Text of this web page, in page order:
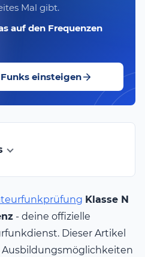
Mal gibt.
auf den Frequenzen
einsteigen
Klasse N
- deine offizielle
Dieser Artikel
Ausbildungsmöglichkeiten